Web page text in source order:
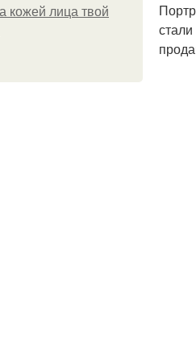
кожей лица твой